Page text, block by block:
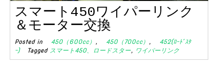
スマート450ワイパーリンク
＆モーター交換
Posted in 450（600cc） , 450（700cc） ,
452(ﾛｰﾄﾞｽﾀ
ｰ)
Tagged スマート450、ロードスター, ワイパーリンク